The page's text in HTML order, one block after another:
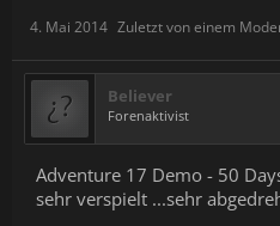
4. Mai 2014 Zuletzt von einem
Believer
Forenaktivist
Adventure 17 Demo - 50
sehr verspielt ...sehr